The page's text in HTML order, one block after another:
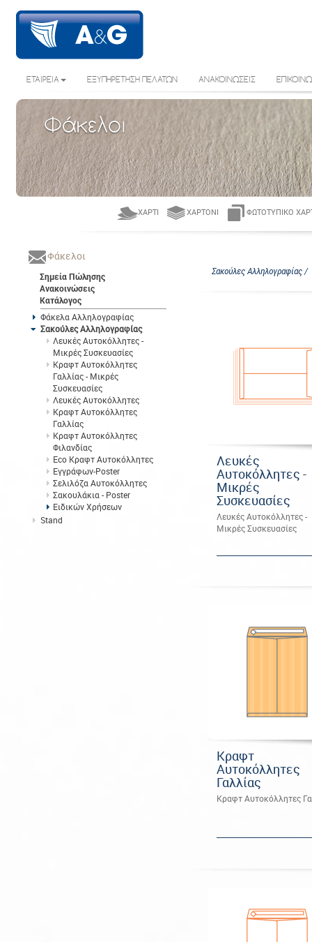
ΕΤΑΙΡΕΙΑ ΕΞΥΠΗΡΕΤΗΣΗ ΠΕΛΑΤΩΝ ΑΝΑΚΟΙΝΩΣΕΙΣ
Φάκελοι
ΧΑΡΤΊ ΧΑΡΤΌΝΙ ΦΩΤΟΤΥΠΙΚΌ
Φάκελοι
Σημεία Πώλησης
Ανακοινώσεις
Κατάλογος
Φάκελα Αλληλογραφίας
Σακούλες Αλληλογραφίας
Λευκές Αυτοκόλλητες -
Μικρές Συσκευασίες
Κραφτ Αυτοκόλλητες
Γαλλίας - Μικρές
Συσκευασίες
Λευκές Αυτοκόλλητες
Κραφτ Αυτοκόλλητες
Γαλλίας
Κραφτ Αυτοκόλλητες
Φιλανδίας
Eco Κραφτ Αυτοκόλλητες
Εγγράφων-Poster
Σελιλόζα Αυτοκόλλητες
Σακουλάκια - Poster
Ειδικών Χρήσεων
Stand
Σακούλες Αλληλογραφίας /
Λευκές
Αυτοκόλλητες -
Μικρές
Συσκευασίες
Λευκές Αυτοκόλλητες -
Μικρές Συσκευασίες
Κραφτ
Αυτοκόλλητες
Γαλλίας
Κραφτ Αυτοκόλλητες